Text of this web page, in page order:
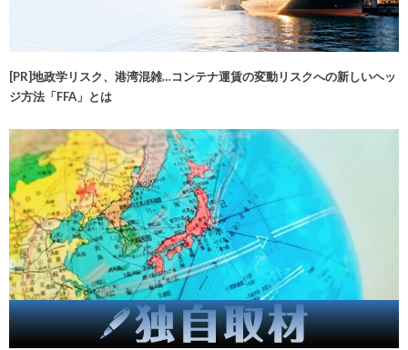
[PR]地政学リスク、港湾混雑…コンテナ運賃の変動リスクへの新しいヘッ
ジ方法「FFA」とは